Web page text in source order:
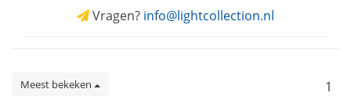
Vragen? info@lightcollection.nl
Meest bekeken 1